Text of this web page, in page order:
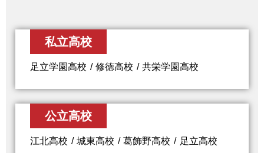
私立高校
足立学園高校 修徳高校 共栄学園高校
公立高校
江北高校 城東高校 葛飾野高校 足立高校